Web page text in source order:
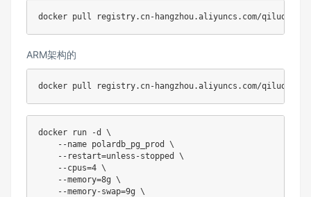
docker
ARM架构的
docker
docker run -d
\
--name polardb_pg_prod \
--restart=unless-stopped \
--cpus=4 \
--memory=8g \
    --memory-swap
=9g \